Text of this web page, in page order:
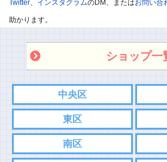
思います。
※承認制としました
また記事内容へのご質問などありました
各SNS、もしくはお問い合わせフォーム
こちらの方がスムーズにやり取りできる
⇨Twitter
Twitter、 インスタグラムのDM、またはお問い合
助かります。
ショップ一
中央区
東区
南区